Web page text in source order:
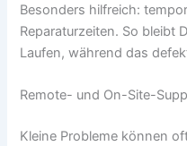
Besonders hilfreich:
Reparaturzeiten. So bleibt
Laufen, während das
Remote- und On-Site-
Kleine Probleme können